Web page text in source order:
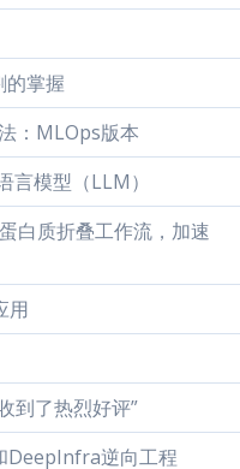
的掌握
：MLOps版本
言模型（LLM）
白质折叠工作流，加速
用
到了热烈好评”
DeepInfra逆向工程